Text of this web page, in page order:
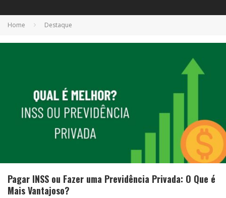
Home Destaque
Pagar INSS ou Fazer uma Previdência Privada: O Que é
Mais Vantajoso?